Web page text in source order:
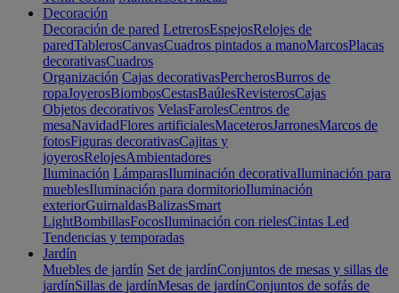
Decoración
Decoración de pared LetrerosEspejosRelojes de
paredTablerosCanvasCuadros pintados a manoMarcosPlacas
decorativasCuadros
Organización Cajas decorativasPercherosBurros de
ropaJoyerosBiombosCestasBaúlesRevisterosCajas
Objetos decorativos VelasFarolesCentros de
mesaNavidadFlores artificialesMaceterosJarronesMarcos de
fotosFiguras decorativasCajitas y
joyerosRelojesAmbientadores
Iluminación LámparasIluminación decorativaIluminación para
mueblesIluminación para dormitorioIluminación
exteriorGuirnaldasBalizasSmart
LightBombillasFocosIluminación con rielesCintas Led
Tendencias y temporadas
Jardín
Muebles de jardín Set de jardínConjuntos de mesas y sillas de
jardínSillas de jardínMesas de jardínConjuntos de sofás de